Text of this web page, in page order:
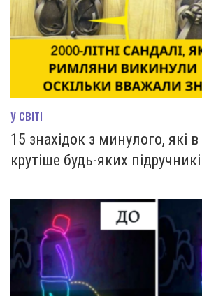
У СВІТІ
15 знахідок з минулого, які
крутіше будь-яких